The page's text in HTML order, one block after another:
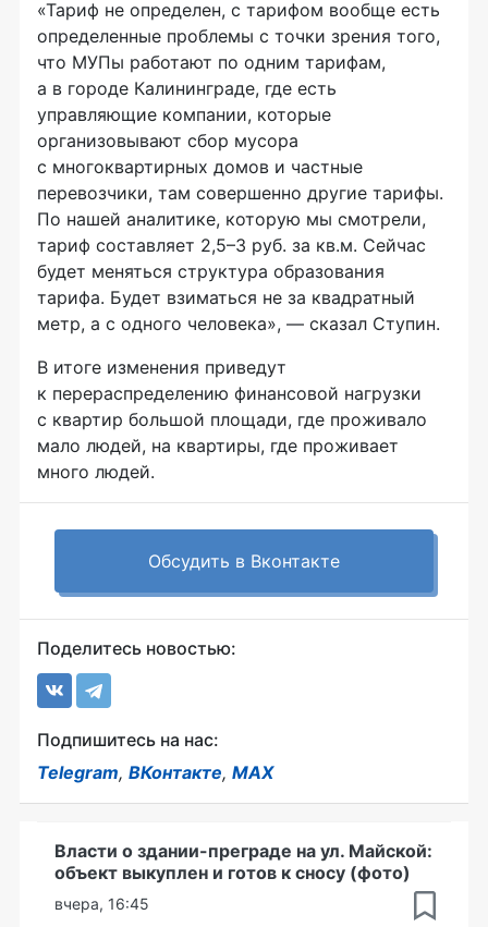
«Тариф не определен, с тарифом вообще есть
определенные проблемы с точки зрения того,
что МУПы работают по одним тарифам,
а в городе Калининграде, где есть
управляющие компании, которые
организовывают сбор мусора
с многоквартирных домов и частные
перевозчики, там совершенно другие тарифы.
По нашей аналитике, которую мы смотрели,
тариф составляет 2,5–3 руб. за кв.м. Сейчас
будет меняться структура образования
тарифа. Будет взиматься не за квадратный
метр, а с одного человека», — сказал Ступин.
В итоге изменения приведут
к перераспределению финансовой нагрузки
с квартир большой площади, где проживало
мало людей, на квартиры, где проживает
много людей.
Обсудить в Вконтакте
Поделитесь новостью:
Подпишитесь на нас:
Telegram, ВКонтакте, MAX
Власти о здании-преграде на ул. Майской:
объект выкуплен и готов к сносу (фото)
вчера, 16:45